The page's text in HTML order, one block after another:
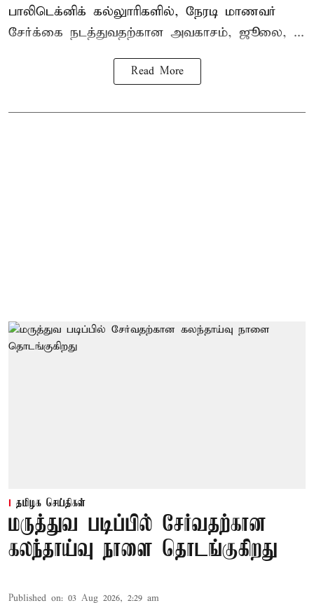
பாலிடெக்னிக் கல்லுாரிகளில், நேரடி மாணவர்
சேர்க்கை நடத்துவதற்கான அவகாசம், ஜூலை, ...
Read More
தமிழக செய்திகள்
மருத்துவ படிப்பில் சேர்வதற்கான
கலந்தாய்வு நாளை தொடங்குகிறது
Published on: 03 Aug 2026, 2:29 am